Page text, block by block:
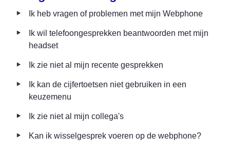
‣ Ik heb vragen of problemen met mijn Webphone
‣
Ik wil telefoongesprekken beantwoorden met mijn
headset
‣ Ik zie niet al mijn recente gesprekken
‣
Ik kan de cijfertoetsen niet gebruiken in een
keuzemenu
‣ Ik zie niet al mijn collega's
‣ Kan ik wisselgesprek voeren op de webphone?